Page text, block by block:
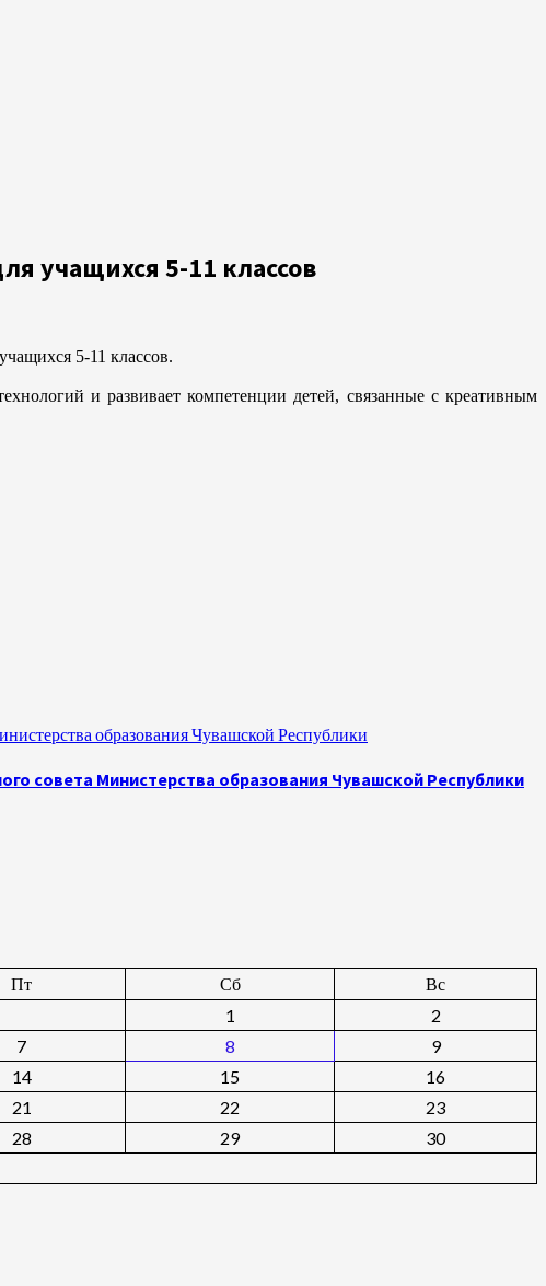
учащихся 5-11 классов
5-11 классов.
и развивает компетенции детей, связанные с креативным
образования Чувашской Республики
совета Министерства образования Чувашской Республики
Пт Сб
Вс
1
2
7 8
9
14 15
16
21 22
23
28 29
30